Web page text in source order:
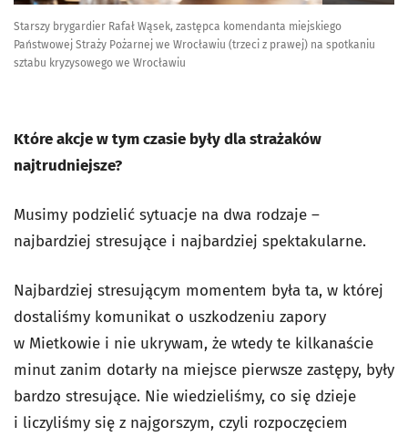
Starszy brygardier Rafał Wąsek, zastępca komendanta miejskiego
Państwowej Straży Pożarnej we Wrocławiu (trzeci z prawej) na spotkaniu
sztabu kryzysowego we Wrocławiu
Które akcje w tym czasie były dla strażaków
najtrudniejsze?
Musimy podzielić sytuacje na dwa rodzaje –
najbardziej stresujące i najbardziej spektakularne.
Najbardziej stresującym momentem była ta, w której
dostaliśmy komunikat o uszkodzeniu zapory
w Mietkowie i nie ukrywam, że wtedy te kilkanaście
minut zanim dotarły na miejsce pierwsze zastępy, były
bardzo stresujące. Nie wiedzieliśmy, co się dzieje
i liczyliśmy się z najgorszym, czyli rozpoczęciem